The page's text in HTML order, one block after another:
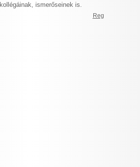
ismerőseinek is.
Regisztráció >>